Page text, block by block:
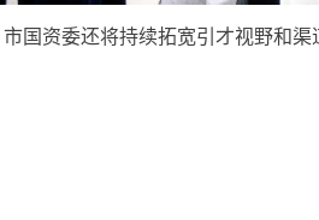
资委还将持续拓宽引才视野和渠